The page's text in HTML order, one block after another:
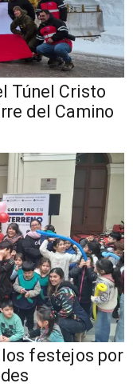
Túnel Cristo
del Camino
festejos por